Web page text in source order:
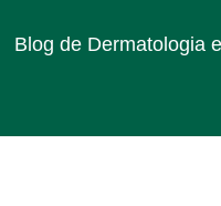
Blog de Dermatologia